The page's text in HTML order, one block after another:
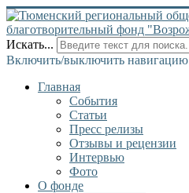
Искать...
Включить/выключить навигацию
Главная
События
Статьи
Пресс релизы
Отзывы и рецензии
Интервью
Фото
О фонде